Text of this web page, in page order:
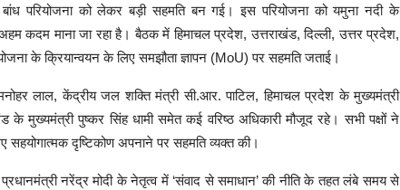
परियोजना को लेकर बड़ी सहमति बन गई। इस परियोजना को यमुना नदी के
कदम माना जा रहा है। बैठक में हिमाचल प्रदेश, उत्तराखंड, दिल्ली, उत्तर प्रदेश,
के क्रियान्वयन के लिए समझौता ज्ञापन (MoU) पर सहमति जताई।
लाल, केंद्रीय जल शक्ति मंत्री सी.आर. पाटिल, हिमाचल प्रदेश के मुख्यमंत्री
मुख्यमंत्री पुष्कर सिंह धामी समेत कई वरिष्ठ अधिकारी मौजूद रहे। सभी पक्षों ने
सहयोगात्मक दृष्टिकोण अपनाने पर सहमति व्यक्त की।
नरेंद्र मोदी के नेतृत्व में ‘संवाद से समाधान’ की नीति के तहत लंबे समय से